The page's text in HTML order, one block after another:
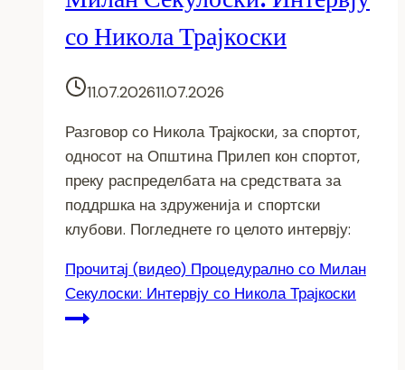
со Никола Трајкоски
11.07.202611.07.2026
Разговор со Никола Трајкоски, за спортот,
односот на Општина Прилеп кон спортот,
преку распределбата на средствата за
поддршка на здруженија и спортски
клубови. Погледнете го целото интервју:
Прочитај (видео) Процедурално со Милан
Секулоски: Интервју со Никола Трајкоски